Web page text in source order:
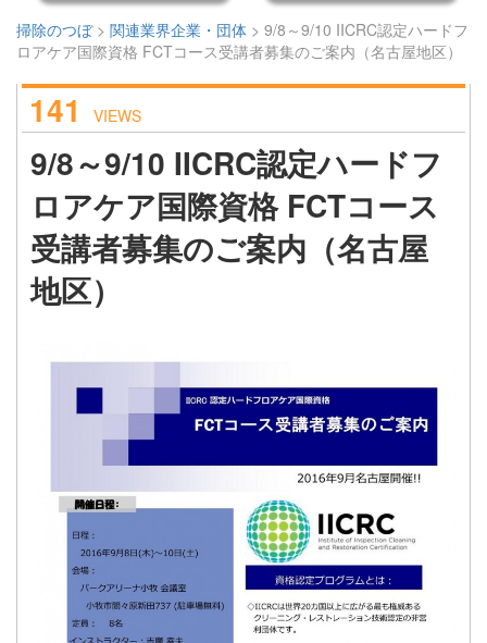
掃除のつぼ> 関連業界企業・団体 > 9/8～9/10 IICRC認定ハードフ
ロアケア国際資格 FCTコース受講者募集のご案内（名古屋地区）
141 VIEWS
9/8～9/10 IICRC認定ハードフ
ロアケア国際資格 FCTコース
受講者募集のご案内（名古屋
地区）